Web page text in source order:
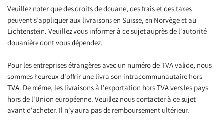
Veuillez noter que des droits de douane, des frais et des taxes
peuvent s'appliquer aux livraisons en Suisse, en Norvège et au
Lichtenstein. Veuillez vous informer à ce sujet auprès de l'autorité
douanière dont vous dépendez.
Pour les entreprises étrangères avec un numéro de TVA valide, nous
sommes heureux d'offrir une livraison intracommunautaire hors
TVA. De même, les livraisons à l'exportation hors TVA vers les pays
hors de l'Union européenne. Veuillez nous contacter à ce sujet
avant d'acheter. Il n'y aura pas de remboursement ultérieur.